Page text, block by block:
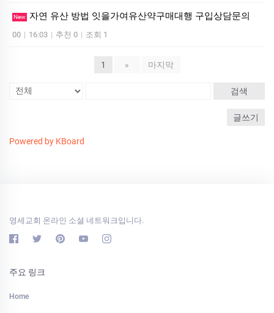
New 자연 유산 방법 잇을가여유산약구매대행 구입상담문의
00 | 16:03 | 추천 0 | 조회 1
1 » 마지막
검색
글쓰기
Powered by KBoard
영세교회 온라인 소셜 네트워크입니다.
주요 링크
Home